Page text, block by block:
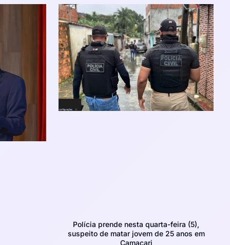
Polícia prende nesta quarta-feira (5),
suspeito de matar jovem de 25 anos em
Camaçari